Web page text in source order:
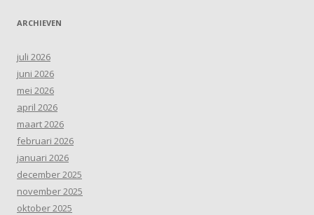
ARCHIEVEN
juli 2026
juni 2026
mei 2026
april 2026
maart 2026
februari 2026
januari 2026
december 2025
november 2025
oktober 2025